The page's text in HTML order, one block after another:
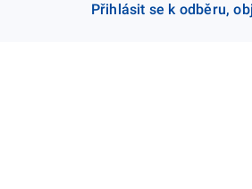
Přihlásit se k odběru,